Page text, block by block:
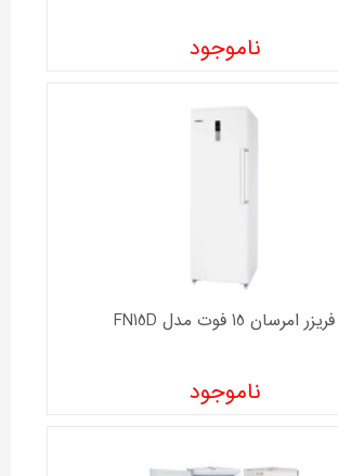
ناموجود
فریزر امرسان 15 فوت مدل FN15D
ناموجود